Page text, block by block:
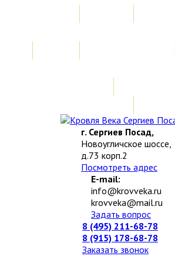
г. Сергиев Посад,
Новоугличское шоссе,
д.73 корп.2
Посмотреть адрес
E-mail:
info@krovveka.ru
krovveka@mail.ru
Задать вопрос
8 (495) 211-68-78
8 (915) 178-68-78
Заказать звонок